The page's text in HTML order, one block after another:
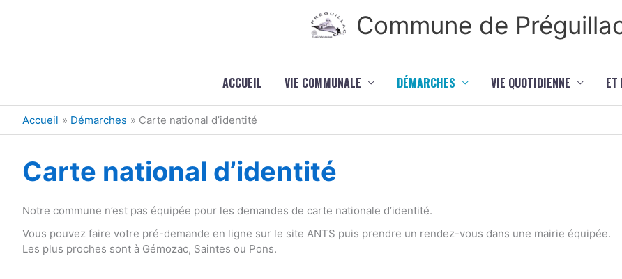
Commune de
ACCUEIL VIE COMMUNALE DÉMARCHES VIE QUOTIDIENNE ET
Accueil Démarches Carte national d’identité
Carte national d’identité
Notre commune n’est pas équipée pour les demandes de carte nationale d’identité.
Vous pouvez faire votre pré-demande en ligne sur le site ANTS puis prendre un rendez-vous dans une mairie équipée.
Les plus proches sont à Gémozac, Saintes ou Pons.